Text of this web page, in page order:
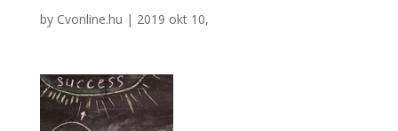
by Cvonline.hu | 2019 okt 10,